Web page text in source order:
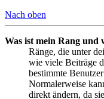
Nach oben
Was ist mein Rang und
Ränge, die unter
wie viele Beiträge
bestimmte
Normalerweise
direkt ändern, da